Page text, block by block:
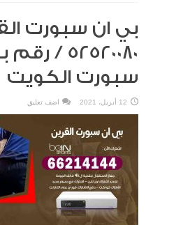
بي ان سبورت
52520080 /
سبورت الكويت
12 أبريل، 2021 اضف تعليق